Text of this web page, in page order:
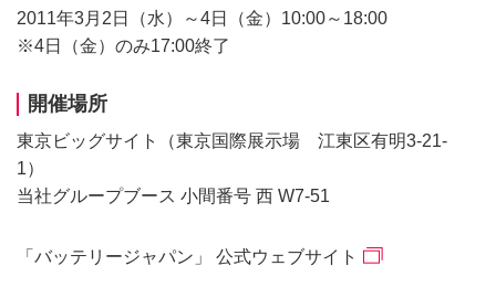
2011年3月2日（水）～4日（金）10:00～18:00
※4日（金）のみ17:00終了
開催場所
東京ビッグサイト（東京国際展示場 江東区有明3-21-
1）
当社グループブース 小間番号 西 W7-51
「バッテリージャパン」 公式ウェブサイト